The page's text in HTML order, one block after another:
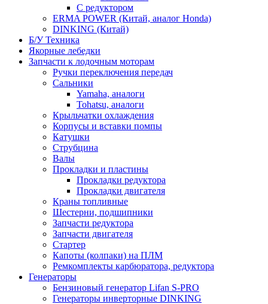
С редуктором
ERMA POWER (Китай, аналог Honda)
DINKING (Китай)
Б/У Техника
Якорные лебедки
Запчасти к лодочным моторам
Ручки переключения передач
Сальники
Yamaha, аналоги
Tohatsu, аналоги
Крыльчатки охлаждения
Корпусы и вставки помпы
Катушки
Струбцина
Валы
Прокладки и пластины
Прокладки редуктора
Прокладки двигателя
Краны топливные
Шестерни, подшипники
Запчасти редуктора
Запчасти двигателя
Стартер
Капоты (колпаки) на ПЛМ
Ремкомплекты карбюратора, редуктора
Генераторы
Бензиновый генератор Lifan S-PRO
Генераторы инверторные DINKING